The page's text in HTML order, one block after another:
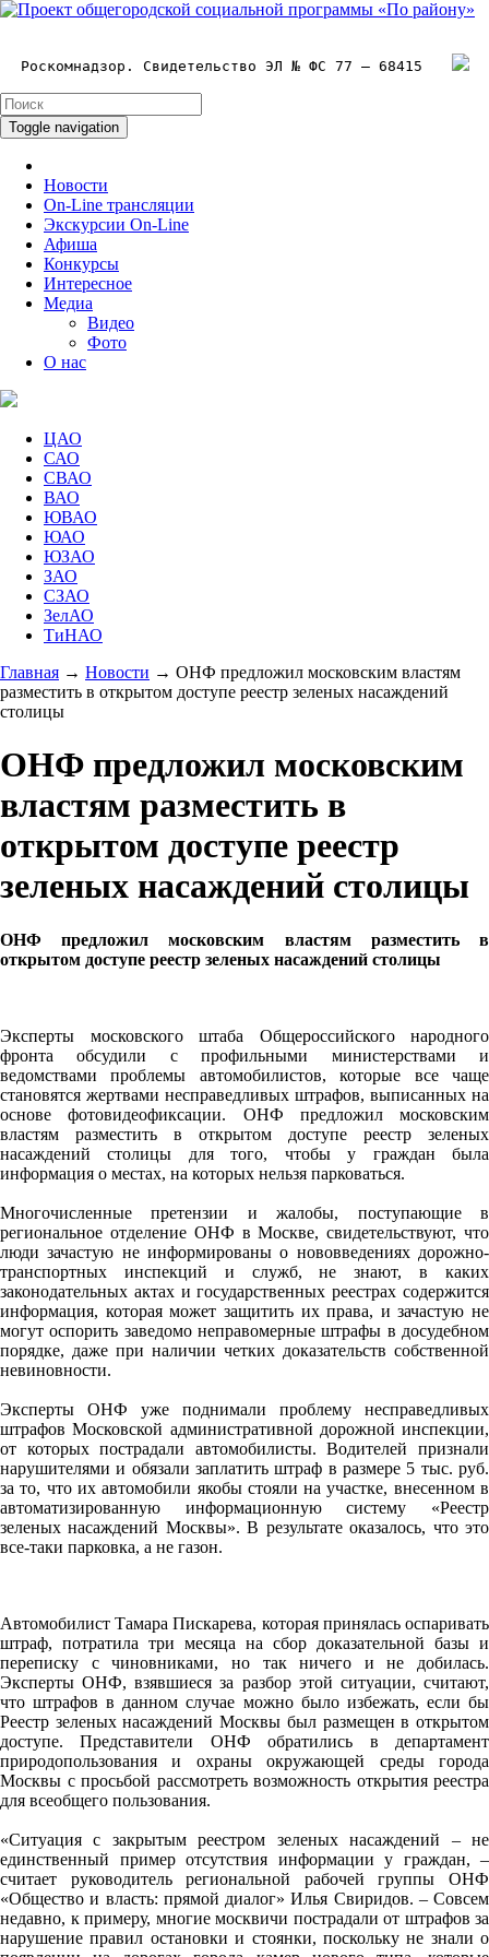
Роскомнадзор. Свидетельство ЭЛ № ФС 77 – 68415
Toggle navigation
Новости
On-Line трансляции
Экскурсии On-Line
Афиша
Конкурсы
Интересное
Медиа
Видео
Фото
О нас
ЦАО
САО
СВАО
ВАО
ЮВАО
ЮАО
ЮЗАО
ЗАО
СЗАО
ЗелАО
ТиНАО
Главная → Новости → ОНФ предложил московским властям
разместить в открытом доступе реестр зеленых насаждений
столицы
ОНФ предложил московским
властям разместить в
открытом доступе реестр
зеленых насаждений столицы
ОНФ предложил московским властям разместить в
открытом доступе реестр зеленых насаждений столицы
Эксперты московского штаба Общероссийского народного
фронта обсудили с профильными министерствами и
ведомствами проблемы автомобилистов, которые все чаще
становятся жертвами несправедливых штрафов, выписанных на
основе фотовидеофиксации. ОНФ предложил московским
властям разместить в открытом доступе реестр зеленых
насаждений столицы для того, чтобы у граждан была
информация о местах, на которых нельзя парковаться.
Многочисленные претензии и жалобы, поступающие в
региональное отделение ОНФ в Москве, свидетельствуют, что
люди зачастую не информированы о нововведениях дорожно-
транспортных инспекций и служб, не знают, в каких
законодательных актах и государственных реестрах содержится
информация, которая может защитить их права, и зачастую не
могут оспорить заведомо неправомерные штрафы в досудебном
порядке, даже при наличии четких доказательств собственной
невиновности.
Эксперты ОНФ уже поднимали проблему несправедливых
штрафов Московской административной дорожной инспекции,
от которых пострадали автомобилисты. Водителей признали
нарушителями и обязали заплатить штраф в размере 5 тыс. руб.
за то, что их автомобили якобы стояли на участке, внесенном в
автоматизированную информационную систему «Реестр
зеленых насаждений Москвы». В результате оказалось, что это
все-таки парковка, а не газон.
Автомобилист Тамара Пискарева, которая принялась оспаривать
штраф, потратила три месяца на сбор доказательной базы и
переписку с чиновниками, но так ничего и не добилась.
Эксперты ОНФ, взявшиеся за разбор этой ситуации, считают,
что штрафов в данном случае можно было избежать, если бы
Реестр зеленых насаждений Москвы был размещен в открытом
доступе. Представители ОНФ обратились в департамент
природопользования и охраны окружающей среды города
Москвы с просьбой рассмотреть возможность открытия реестра
для всеобщего пользования.
«Ситуация с закрытым реестром зеленых насаждений – не
единственный пример отсутствия информации у граждан, –
считает руководитель региональной рабочей группы ОНФ
«Общество и власть: прямой диалог» Илья Свиридов. – Совсем
недавно, к примеру, многие москвичи пострадали от штрафов за
нарушение правил остановки и стоянки, поскольку не знали о